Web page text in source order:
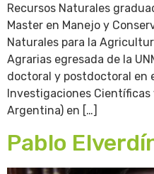
Recursos Naturales
Master en Manejo y
Naturales para la
Agrarias egresada de la
doctoral y postdoctoral en
Investigaciones Científicas
Argentina) en […]
Pablo